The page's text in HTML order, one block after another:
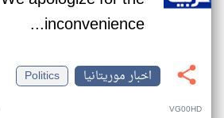
inconvenience...
اخبار موريتانيا
Politics
VG00HD